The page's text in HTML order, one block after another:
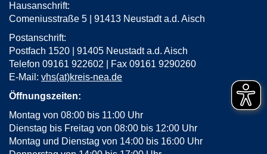
Hausanschrift:
Comeniusstraße 5 | 91413 Neustadt a.d. Aisch
Postanschrift:
Postfach 1520 | 91405 Neustadt a.d. Aisch
Telefon 09161 922602 | Fax 09161 9290260
E-Mail: vhs(at)kreis-nea.de
Öffnungszeiten:
Montag von 08:00 bis 11:00 Uhr
Dienstag bis Freitag von 08:00 bis 12:00 Uhr
Montag und Dienstag von 14:00 bis 16:00 Uhr